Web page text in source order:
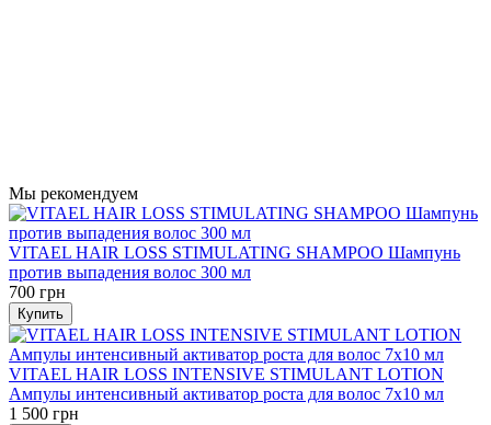
Мы рекомендуем
VITAEL HAIR LOSS STIMULATING SHAMPOO Шампунь
против выпадения волос 300 мл
700 грн
Купить
VITAEL HAIR LOSS INTENSIVE STIMULANT LOTION
Ампулы интенсивный активатор роста для волос 7х10 мл
1 500 грн